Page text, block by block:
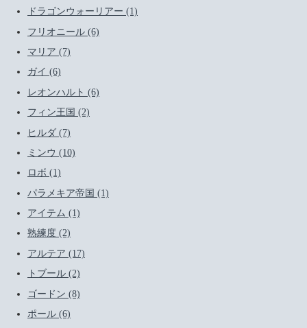
ドラゴンウォーリアー (1)
フリオニール (6)
マリア (7)
ガイ (6)
レオンハルト (6)
フィン王国 (2)
ヒルダ (7)
ミンウ (10)
ロボ (1)
パラメキア帝国 (1)
アイテム (1)
熟練度 (2)
アルテア (17)
トブール (2)
ゴードン (8)
ポール (6)